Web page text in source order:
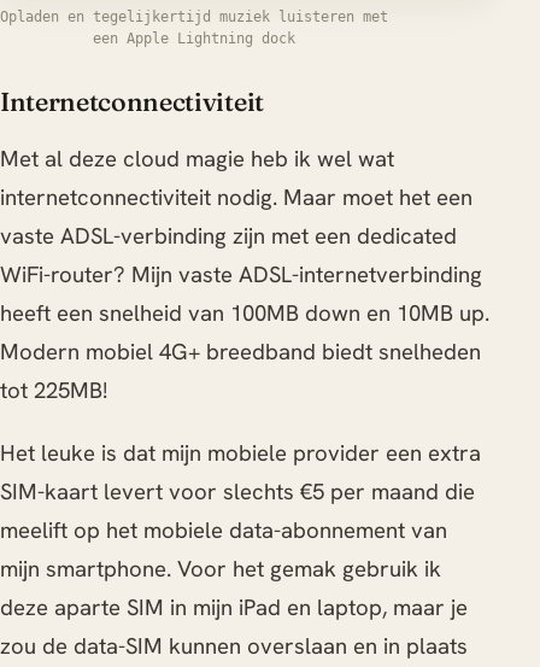
Opladen en tegelijkertijd muziek luisteren met
een Apple Lightning dock
Internetconnectiviteit
Met al deze cloud magie heb ik wel wat
internetconnectiviteit nodig. Maar moet het een
vaste ADSL-verbinding zijn met een dedicated
WiFi-router? Mijn vaste ADSL-internetverbinding
heeft een snelheid van 100MB down en 10MB up.
Modern mobiel 4G+ breedband biedt snelheden
tot 225MB!
Het leuke is dat mijn mobiele provider een extra
SIM-kaart levert voor slechts €5 per maand die
meelift op het mobiele data-abonnement van
mijn smartphone. Voor het gemak gebruik ik
deze aparte SIM in mijn iPad en laptop, maar je
zou de data-SIM kunnen overslaan en in plaats